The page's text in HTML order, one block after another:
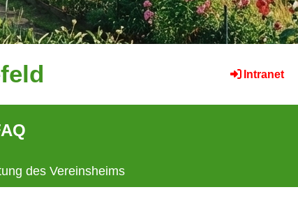
Intranet
des Vereinsheims